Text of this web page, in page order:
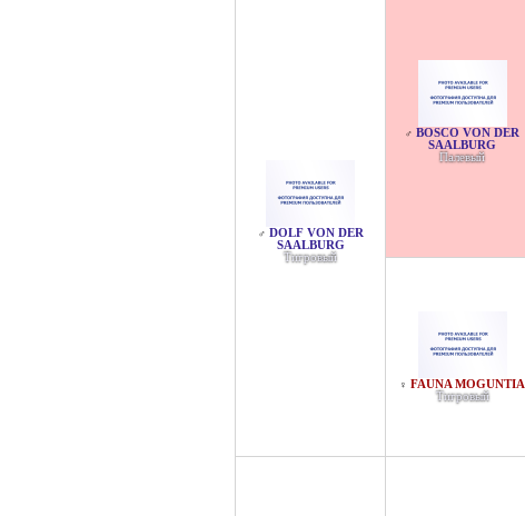
♂ DOLF VON DER
SAALBURG
Тигровый
♂ BOSCO VON DER
SAALBURG
Палевый
♀ FAUNA MOGUNTIA
Тигровый